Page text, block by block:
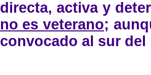
directa, activa y
no es veterano;
convocado al sur del